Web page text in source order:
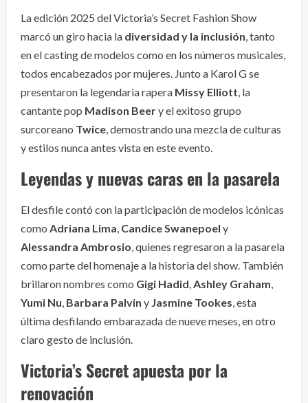
La edición 2025 del Victoria’s Secret Fashion Show
marcó un giro hacia la diversidad y la inclusión, tanto
en el casting de modelos como en los números musicales,
todos encabezados por mujeres. Junto a Karol G se
presentaron la legendaria rapera Missy Elliott, la
cantante pop Madison Beery el exitoso grupo
surcoreano Twice, demostrando una mezcla de culturas
y estilos nunca antes vista en este evento.
Leyendas y nuevas caras en la pasarela
El desfile contó con la participación de modelos icónicas
como Adriana Lima, Candice Swanepoel y
Alessandra Ambrosio, quienes regresaron a la pasarela
como parte del homenaje a la historia del show. También
brillaron nombres como Gigi Hadid,Ashley Graham,
Yumi Nu, Barbara Palvin y Jasmine Tookes, esta
última desfilando embarazada de nueve meses, en otro
claro gesto de inclusión.
Victoria’s Secret apuesta por la
renovación